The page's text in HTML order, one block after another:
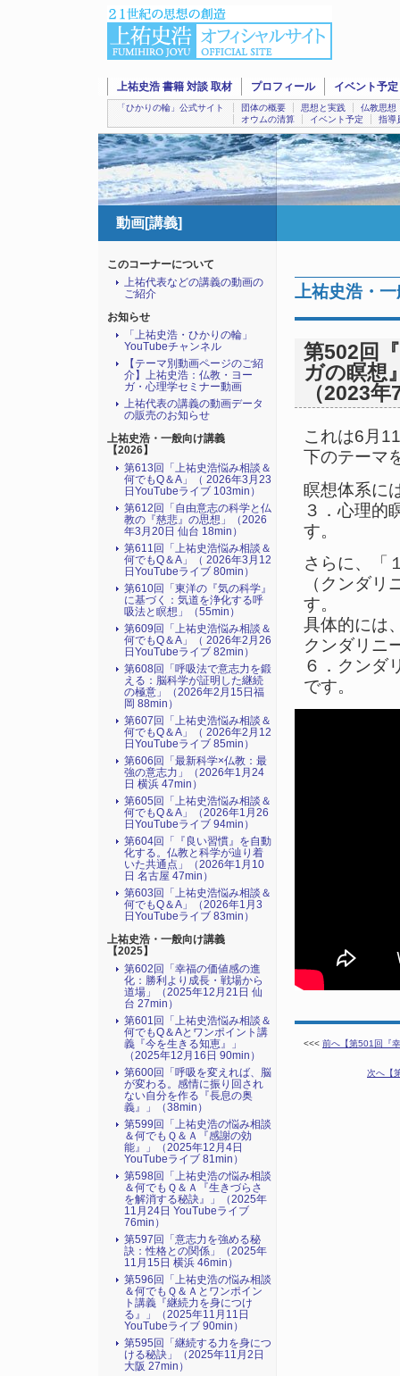
上祐史浩 書籍 対談 取材 プロフィール イベント予定
「ひかりの輪」公式サイト 団体の概要 思想と実践
仏教思想
オウムの清算
イベント予定 指導
動画[講義]
上祐史浩・
第502回
ガの瞑想
（2023
これは6月
下のテーマ
瞑想体系に
３．心理的
す。
さらに、「
（クンダ
す。
具体的には
クンダリニ
６．クンダ
です。
<<< 前へ【第501回『
次へ【
このコーナーについて
上祐代表などの講義の動画の
ご紹介
お知らせ
「上祐史浩・ひかりの輪」
YouTubeチャンネル
【テーマ別動画ページのご紹
介】上祐史浩：仏教・ヨー
ガ・心理学セミナー動画
上祐代表の講義の動画データ
の販売のお知らせ
上祐史浩・一般向け講義
【2026】
第613回「上祐史浩悩み相談＆
何でもQ＆A」（ 2026年3月23
日YouTubeライブ 103min）
第612回「自由意志の科学と仏
教の『慈悲』の思想」（2026
年3月20日 仙台 18min）
第611回「上祐史浩悩み相談＆
何でもQ＆A」（ 2026年3月12
日YouTubeライブ 80min）
第610回「東洋の『気の科学』
に基づく：気道を浄化する呼
吸法と瞑想」（55min）
第609回「上祐史浩悩み相談＆
何でもQ＆A」（ 2026年2月26
日YouTubeライブ 82min）
第608回「呼吸法で意志力を鍛
える：脳科学が証明した継続
の極意」（2026年2月15日福
岡 88min）
第607回「上祐史浩悩み相談＆
何でもQ＆A」（ 2026年2月12
日YouTubeライブ 85min）
第606回「最新科学×仏教：最
強の意志力」（2026年1月24
日 横浜 47min）
第605回「上祐史浩悩み相談＆
何でもQ＆A」（2026年1月26
日YouTubeライブ 94min）
第604回「『良い習慣』を自動
化する。仏教と科学が辿り着
いた共通点」（2026年1月10
日 名古屋 47min）
第603回「上祐史浩悩み相談＆
何でもQ＆A」（2026年1月3
日YouTubeライブ 83min）
上祐史浩・一般向け講義
【2025】
第602回「幸福の価値感の進
化：勝利より成長・戦場から
道場」（2025年12月21日 仙
台 27min）
第601回「上祐史浩悩み相談＆
何でもQ＆Aとワンポイント講
義『今を生きる知恵』」
（2025年12月16日 90min）
第600回「呼吸を変えれば、脳
が変わる。感情に振り回され
ない自分を作る『長息の奥
義』」（38min）
第599回「上祐史浩の悩み相談
＆何でもＱ＆Ａ『感謝の効
能』」（2025年12月4日
YouTubeライブ 81min）
第598回「上祐史浩の悩み相談
＆何でもＱ＆Ａ『生きづらさ
を解消する秘訣』​」（2025年
11月24日 YouTubeライブ
76min）
第597回「意志力を強める秘
訣：性格との関係」（2025年
11月15日 横浜 46min）
第596回「上祐史浩の悩み相談
＆何でもＱ＆Ａとワンポイン
ト講義『継続力を身につけ
る』​」（2025年11月11日
YouTubeライブ 90min）
第595回「継続する力を身につ
ける秘訣」（2025年11月2日
大阪 27min）